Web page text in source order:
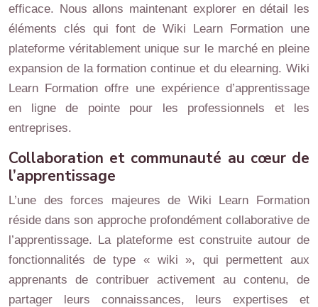
efficace. Nous allons maintenant explorer en détail les
éléments clés qui font de Wiki Learn Formation une
plateforme véritablement unique sur le marché en pleine
expansion de la formation continue et du elearning. Wiki
Learn Formation offre une expérience d’apprentissage
en ligne de pointe pour les professionnels et les
entreprises.
Collaboration et communauté au cœur de
l’apprentissage
L’une des forces majeures de Wiki Learn Formation
réside dans son approche profondément collaborative de
l’apprentissage. La plateforme est construite autour de
fonctionnalités de type « wiki », qui permettent aux
apprenants de contribuer activement au contenu, de
partager leurs connaissances, leurs expertises et